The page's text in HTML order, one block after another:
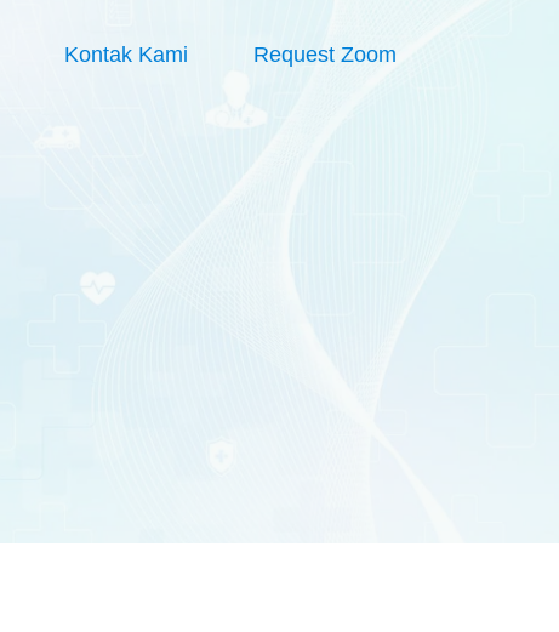
Kontak Kami Request Zoom